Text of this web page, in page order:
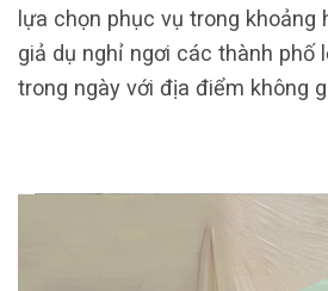
lựa chọn phục vụ trong khoảng
giả dụ nghỉ ngơi các thành phố
trong ngày với địa điểm không